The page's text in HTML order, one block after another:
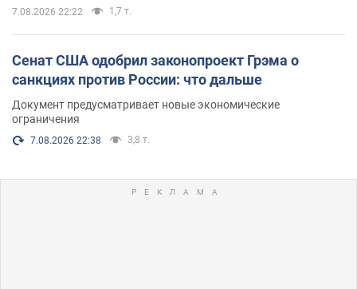
7.08.2026 22:22 1,7 т.
Сенат США одобрил законопроект Грэма о
санкциях против России: что дальше
Документ предусматривает новые экономические
ограничения
7.08.2026 22:38 3,8 т.